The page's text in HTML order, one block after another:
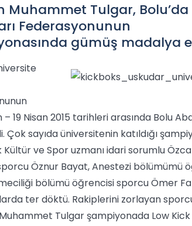
Muhammet Tulgar, Bolu’da
Federasyonunun
gümüş madalya
19 Nisan 2015 tarihleri arasında Bolu
sayıda üniversitenin katıldığı
Kültür ve Spor uzmanı idari sorumlu
Öznur Bayat, Anestezi bölümümü
bölümü öğrencisi sporcu Ömer
ter döktü. Rakiplerini zorlayan
Tulgar şampiyonada Low Kick